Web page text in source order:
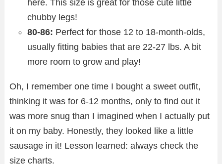
here. This size is great for those cute little
chubby legs!
80-86: Perfect for those 12 to 18-month-olds,
usually fitting babies that are 22-27 lbs. A bit
more room to grow and play!
Oh, I remember one time I bought a sweet outfit,
thinking it was for 6-12 months, only to find out it
was more snug than I imagined when I actually put
it on my baby. Honestly, they looked like a little
sausage in it! Lesson learned: always check the
size charts.